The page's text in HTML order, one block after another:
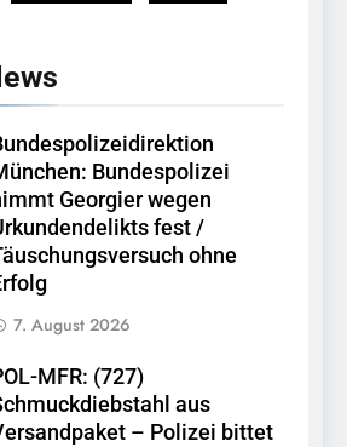
Bundespolizei
Georgier wegen
fest /
ohne
7. August 2026
MFR: (727)
aus
– Polizei bittet